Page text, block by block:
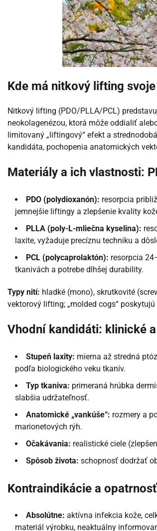
Kde má nitkový lifting
Nitkový lifting (PDO/PLLA/PCL)
neokolagenézou, ktorá môže oddialiť
limitovaný „liftingový“ efekt a
kandidáta, pochopenia anatomických
Materiály a ich vlastnosti:
PDO (polydioxanón): resorpcia
jemnejšie liftingy a zlepšenie kvality
PLLA (poly-L-mliečna kyselina):
laxite, vyžaduje precíznu techniku a
PCL (polycaprolaktón): resorpcia
tkanivách a potrebe dlhšej durability.
Typy nití: hladké (mono), skrutkovité
vektorový lifting; „molded cogs“
Vhodní kandidáti: klinické
Stupeň laxity: mierna až stredná
podľa biologického veku tkanív.
Typ tkaniva: primeraná hrúbka
slabšia udržateľnosť.
Anatomické „vankúše“: rozmery a
marionetových rýh.
Očakávania: realistické ciele
Spôsob života: schopnosť dodržať
Kontraindikácie a opatrnosť
Absolútne: aktívna infekcia kože,
materiál výrobku, neaktuálny